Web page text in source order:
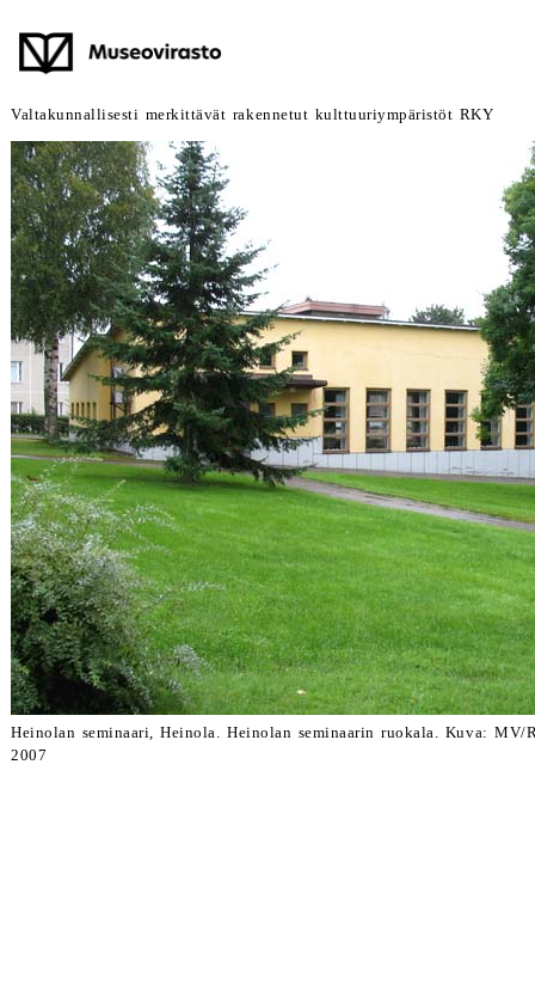
Valtakunnallisesti merkittävät rakennetut kulttuuriympäristöt RKY
Heinolan seminaari, Heinola. Heinolan seminaarin ruokala. Kuva: MV/
2007